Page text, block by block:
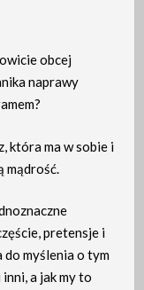
obcej
naprawy
która ma w sobie i
mądrość.
pretensje i
do myślenia o tym
a jak my to